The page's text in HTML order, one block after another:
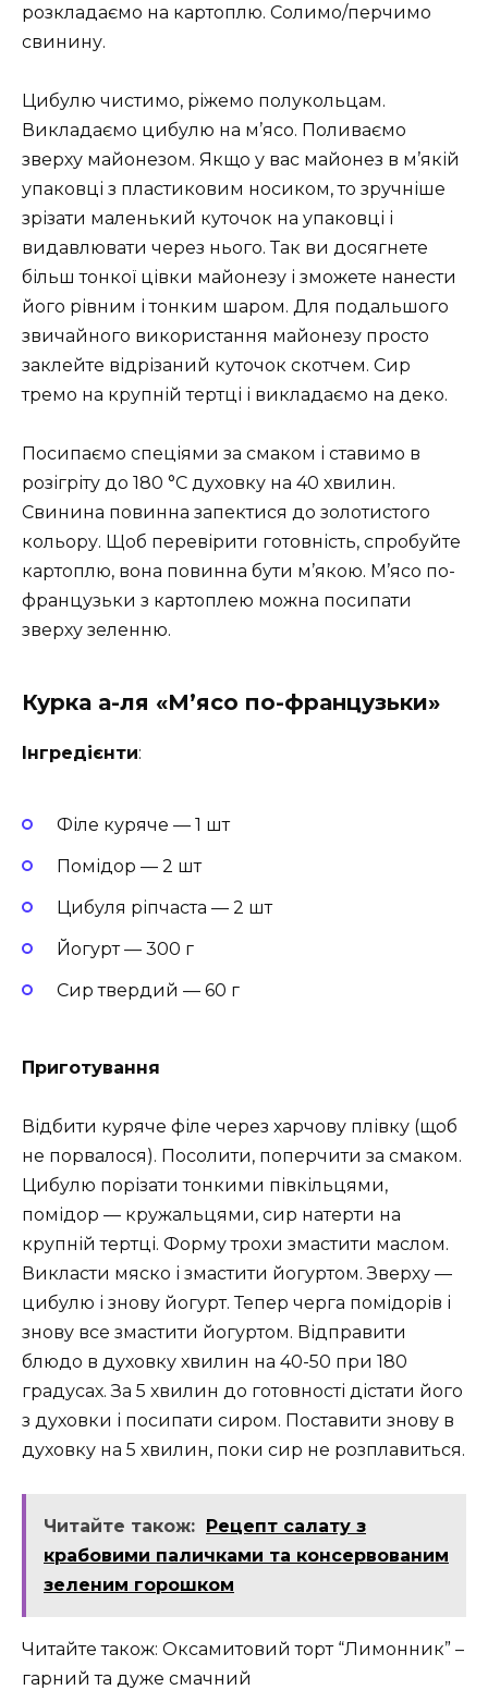
розкладаємо на картоплю. Солимо/перчимо
свинину.
Цибулю чистимо, ріжемо полукольцам.
Викладаємо цибулю на м’ясо. Поливаємо
зверху майонезом. Якщо у вас майонез в м’якій
упаковці з пластиковим носиком, то зручніше
зрізати маленький куточок на упаковці і
видавлювати через нього. Так ви досягнете
більш тонкої цівки майонезу і зможете нанести
його рівним і тонким шаром. Для подальшого
звичайного використання майонезу просто
заклейте відрізаний куточок скотчем. Сир
тремо на крупній тертці і викладаємо на деко.
Посипаємо спеціями за смаком і ставимо в
розігріту до 180 °C духовку на 40 хвилин.
Свинина повинна запектися до золотистого
кольору. Щоб перевірити готовність, спробуйте
картоплю, вона повинна бути м’якою. М’ясо по-
французьки з картоплею можна посипати
зверху зеленню.
Курка а-ля «М’ясо по-французьки»
Інгредієнти:
Філе куряче — 1 шт
Помідор — 2 шт
Цибуля ріпчаста — 2 шт
Йогурт — 300 г
Сир твердий — 60 г
Приготування
Відбити куряче філе через харчову плівку (щоб
не порвалося). Посолити, поперчити за смаком.
Цибулю порізати тонкими півкільцями,
помідор — кружальцями, сир натерти на
крупній тертці. Форму трохи змастити маслом.
Викласти мяско і змастити йогуртом. Зверху —
цибулю і знову йогурт. Тепер черга помідорів і
знову все змастити йогуртом. Відправити
блюдо в духовку хвилин на 40-50 при 180
градусах. За 5 хвилин до готовності дістати його
з духовки і посипати сиром. Поставити знову в
духовку на 5 хвилин, поки сир не розплавиться.
Читайте також: Рецепт салату з
крабовими паличками та консервованим
зеленим горошком
Читайте також: Оксамитовий торт “Лимонник” –
гарний та дуже смачний